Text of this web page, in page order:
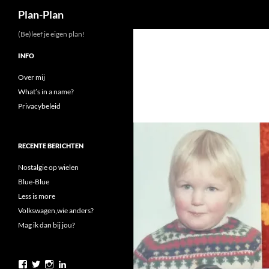
inhoud
Plan-Plan
(Be)leef je eigen plan!
INFO
Over mij
What’s in a name?
Privacybeleid
RECENTE BERICHTEN
Nostalgie op wielen
Blue-Blue
Less is more
Volkswagen,wie anders?
Mag ik dan bij jou?
BekijkBekijkBekijk